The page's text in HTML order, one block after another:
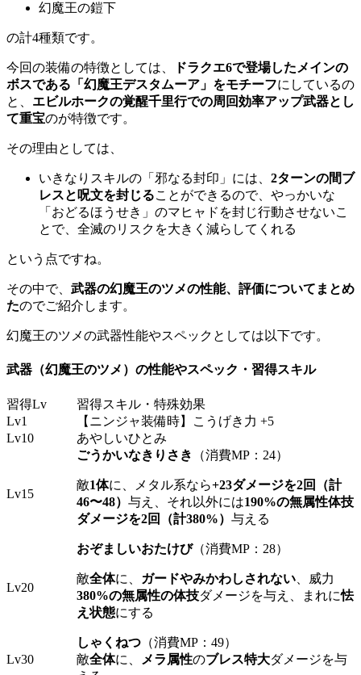
幻魔王の鎧下
の計4種類です。
今回の装備の特徴としては、
ドラクエ6で登場したメインの
ボスである「幻魔王デスタムーア」をモチーフにしているの
と、 エビルホークの覚醒千里行での周回効率アップ武器とし
て重宝のが特徴です。
その理由としては、
いきなりスキルの「邪なる封印」には、 2ターンの間ブ
レスと呪文を封じることができるので、やっかいな
「おどるほうせき」のマヒャドを封じ行動させないこ
とで、全滅のリスクを大きく減らしてくれる
という点ですね。
その中で、 武器の幻魔王のツメの性能、評価についてまとめ
たのでご紹介します。
幻魔王のツメの武器性能やスペックとしては以下です。
武器（幻魔王のツメ）の性能やスペック・習得スキル
習得Lv
習得スキル・特殊効果
Lv1
【ニンジャ装備時】こうげき力 +5
Lv10
あやしいひとみ
Lv15
ごうかいなきりさき （消費MP：24）
敵1体に、メタル系なら+23ダメージを2回（計
46〜48） 与え、それ以外には190%の無属性体技
ダメージを2回（計380%） 与える
Lv20
おぞましいおたけび（消費MP：28）
敵全体に、 ガードやみかわしされない 、威力
380%の無属性の体技ダメージを与え、まれに怯
え状態にする
Lv30
しゃくねつ （消費MP：49）
敵全体に、 メラ属性のブレス特大ダメージを与